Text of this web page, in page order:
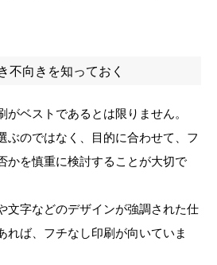
不向きを知っておく
ベストであるとは限りません。
ぶのではなく、目的に合わせて、フ
かを慎重に検討することが大切で
文字などのデザインが強調された仕
れば、フチなし印刷が向いていま